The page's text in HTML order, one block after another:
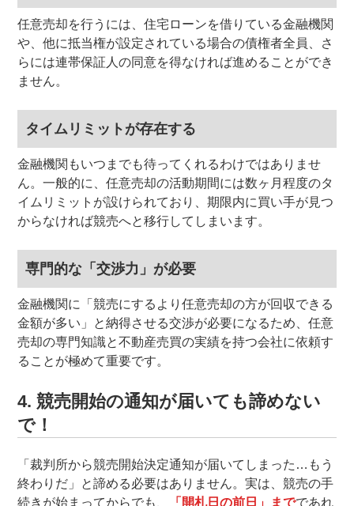
任意売却を行うには、住宅ローンを借りている金融機関
や、他に抵当権が設定されている場合の債権者全員、さ
らには連帯保証人の同意を得なければ進めることができ
ません。
タイムリミットが存在する
金融機関もいつまでも待ってくれるわけではありませ
ん。一般的に、任意売却の活動期間には数ヶ月程度のタ
イムリミットが設けられており、期限内に買い手が見つ
からなければ競売へと移行してしまいます。
専門的な「交渉力」が必要
金融機関に「競売にするより任意売却の方が回収できる
金額が多い」と納得させる交渉が必要になるため、任意
売却の専門知識と不動産売買の実績を持つ会社に依頼す
ることが極めて重要です。
4. 競売開始の通知が届いても諦めない
で！
「裁判所から競売開始決定通知が届いてしまった…もう
終わりだ」と諦める必要はありません。実は、競売の手
続きが始まってからでも、
「開札日の前日」までであれ